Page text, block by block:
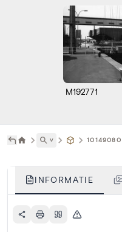
M192771
˅ 10149080
INFORMATIE